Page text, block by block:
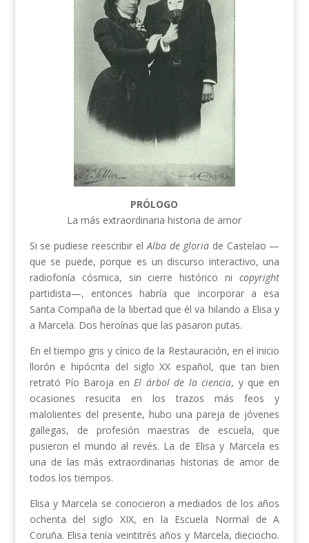
PRÓLOGO
La más extraordinaria historia de amor
Si se pudiese reescribir elAlba de gloriade Castelao —
que se puede, porque es un discurso interactivo, una
radiofonía cósmica, sin cierre histórico nicopyright
partidista—, entonces habría que incorporar a esa
Santa Compaña de la libertad que él va hilando a Elisa y
a Marcela. Dos heroínas que las pasaron putas.
En el tiempo gris y cínico de la Restauración, en el inicio
llorón e hipócrita del siglo XX español, que tan bien
retrató Pío Baroja en El árbol de la ciencia, y que en
ocasiones resucita en los trazos más feos y
malolientes del presente, hubo una pareja de jóvenes
gallegas, de profesión maestras de escuela, que
pusieron el mundo al revés. La de Elisa y Marcela es
una de las más extraordinarias historias de amor de
todos los tiempos.
Elisa y Marcela se conocieron a mediados de los años
ochenta del siglo XIX, en la Escuela Normal de A
Coruña. Elisa tenía veintitrés años y Marcela, dieciocho.